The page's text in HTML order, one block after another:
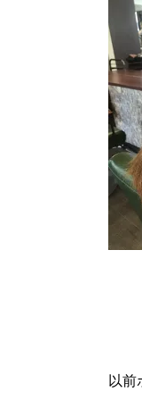
以前